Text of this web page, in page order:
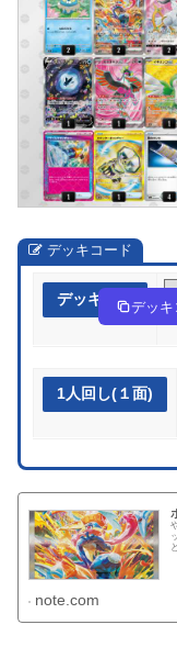
デッキコード
デッキ作成 デッキ
1人回し(１面)
note.com